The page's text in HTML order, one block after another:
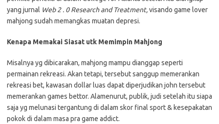
yang jurnal Web 2 . 0 Research and Treatment,visando game lover
mahjong sudah memangkas muatan depresi.
Kenapa Memakai Siasat utk Memimpin Mahjong
Misalnya yg dibicarakan, mahjong mampu dianggap seperti
permainan rekreasi. Akan tetapi, tersebut sanggup memerankan
rekreasi bet, kawasan dollar luas dapat diperjudikan john tersebut
memerankan games bettor. Alamenurut, publik, judi setelah itu siapa
saja yg melunasi tergantung di dalam skor final sport & kesepakatan
pokok di dalam masa pra game addict.